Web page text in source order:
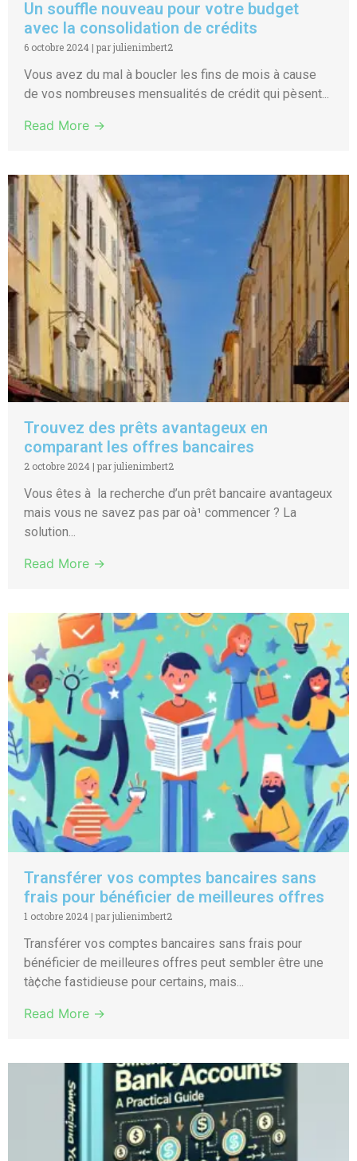
Un souffle nouveau pour votre budget
avec la consolidation de crédits
6 octobre 2024 | par julienimbert2
Vous avez du mal à boucler les fins de mois à cause
de vos nombreuses mensualités de crédit qui pèsent...
Read More →
Trouvez des prêts avantageux en
comparant les offres bancaires
2 octobre 2024 | par julienimbert2
Vous êtes à la recherche d’un prêt bancaire avantageux
mais vous ne savez pas par oà¹ commencer ? La
solution...
Read More →
Transférer vos comptes bancaires sans
frais pour bénéficier de meilleures offres
1 octobre 2024 | par julienimbert2
Transférer vos comptes bancaires sans frais pour
bénéficier de meilleures offres peut sembler être une
tà¢che fastidieuse pour certains, mais...
Read More →